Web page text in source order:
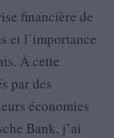
financière de
et l’importance
À cette
par des
économies
Bank, j’ai